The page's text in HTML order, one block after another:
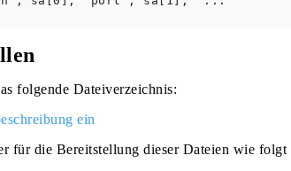
folgende Dateiverzeichnis:
für die Bereitstellung dieser Dateien wie folgt